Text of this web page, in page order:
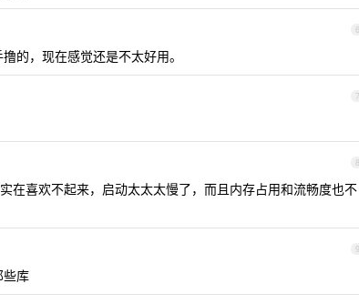
6
的，现在感觉还是不太好用。
7
8
在喜欢不起来，启动太太太慢了，而且内存占用和流畅度也不
9
些库